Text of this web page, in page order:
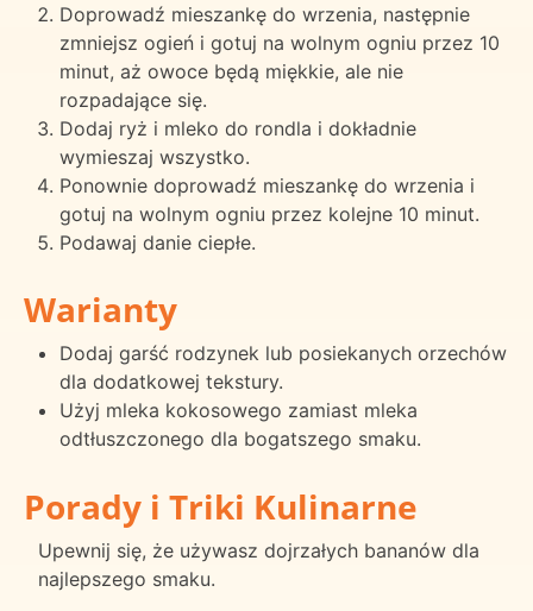
Doprowadź mieszankę do wrzenia, następnie
zmniejsz ogień i gotuj na wolnym ogniu przez 10
minut, aż owoce będą miękkie, ale nie
rozpadające się.
Dodaj ryż i mleko do rondla i dokładnie
wymieszaj wszystko.
Ponownie doprowadź mieszankę do wrzenia i
gotuj na wolnym ogniu przez kolejne 10 minut.
Podawaj danie ciepłe.
Warianty
Dodaj garść rodzynek lub posiekanych orzechów
dla dodatkowej tekstury.
Użyj mleka kokosowego zamiast mleka
odtłuszczonego dla bogatszego smaku.
Porady i Triki Kulinarne
Upewnij się, że używasz dojrzałych bananów dla
najlepszego smaku.